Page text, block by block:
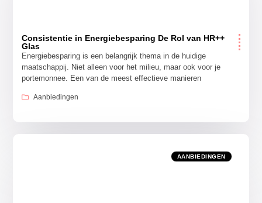
Consistentie in Energiebesparing De Rol van HR++
Glas
Energiebesparing is een belangrijk thema in de huidige
maatschappij. Niet alleen voor het milieu, maar ook voor je
portemonnee. Een van de meest effectieve manieren
Aanbiedingen
AANBIEDINGEN